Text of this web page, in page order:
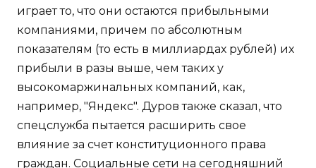
играет то, что они остаются прибыльными
компаниями, причем по абсолютным
показателям (то есть в миллиардах рублей) их
прибыли в разы выше, чем таких у
высокомаржинальных компаний, как,
например, "Яндекс". Дуров также сказал, что
спецслужба пытается расширить свое
влияние за счет конституционного права
граждан. Социальные сети на сегодняшний